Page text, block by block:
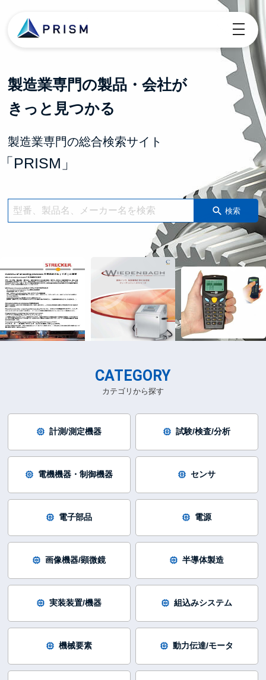
toggle
製造業専門の製品・会社が
きっと見つかる
製造業専門の総合検索サイト
PRISM」
検索
CATEGORY
カテゴリから探す
計測/測定機器 試験/検査/分析
電機機器・制御機器 センサ
電子部品 電源
画像機器/顕微鏡 半導体製造
実装装置/機器 組込みシステム
機械要素 動力伝達/モータ